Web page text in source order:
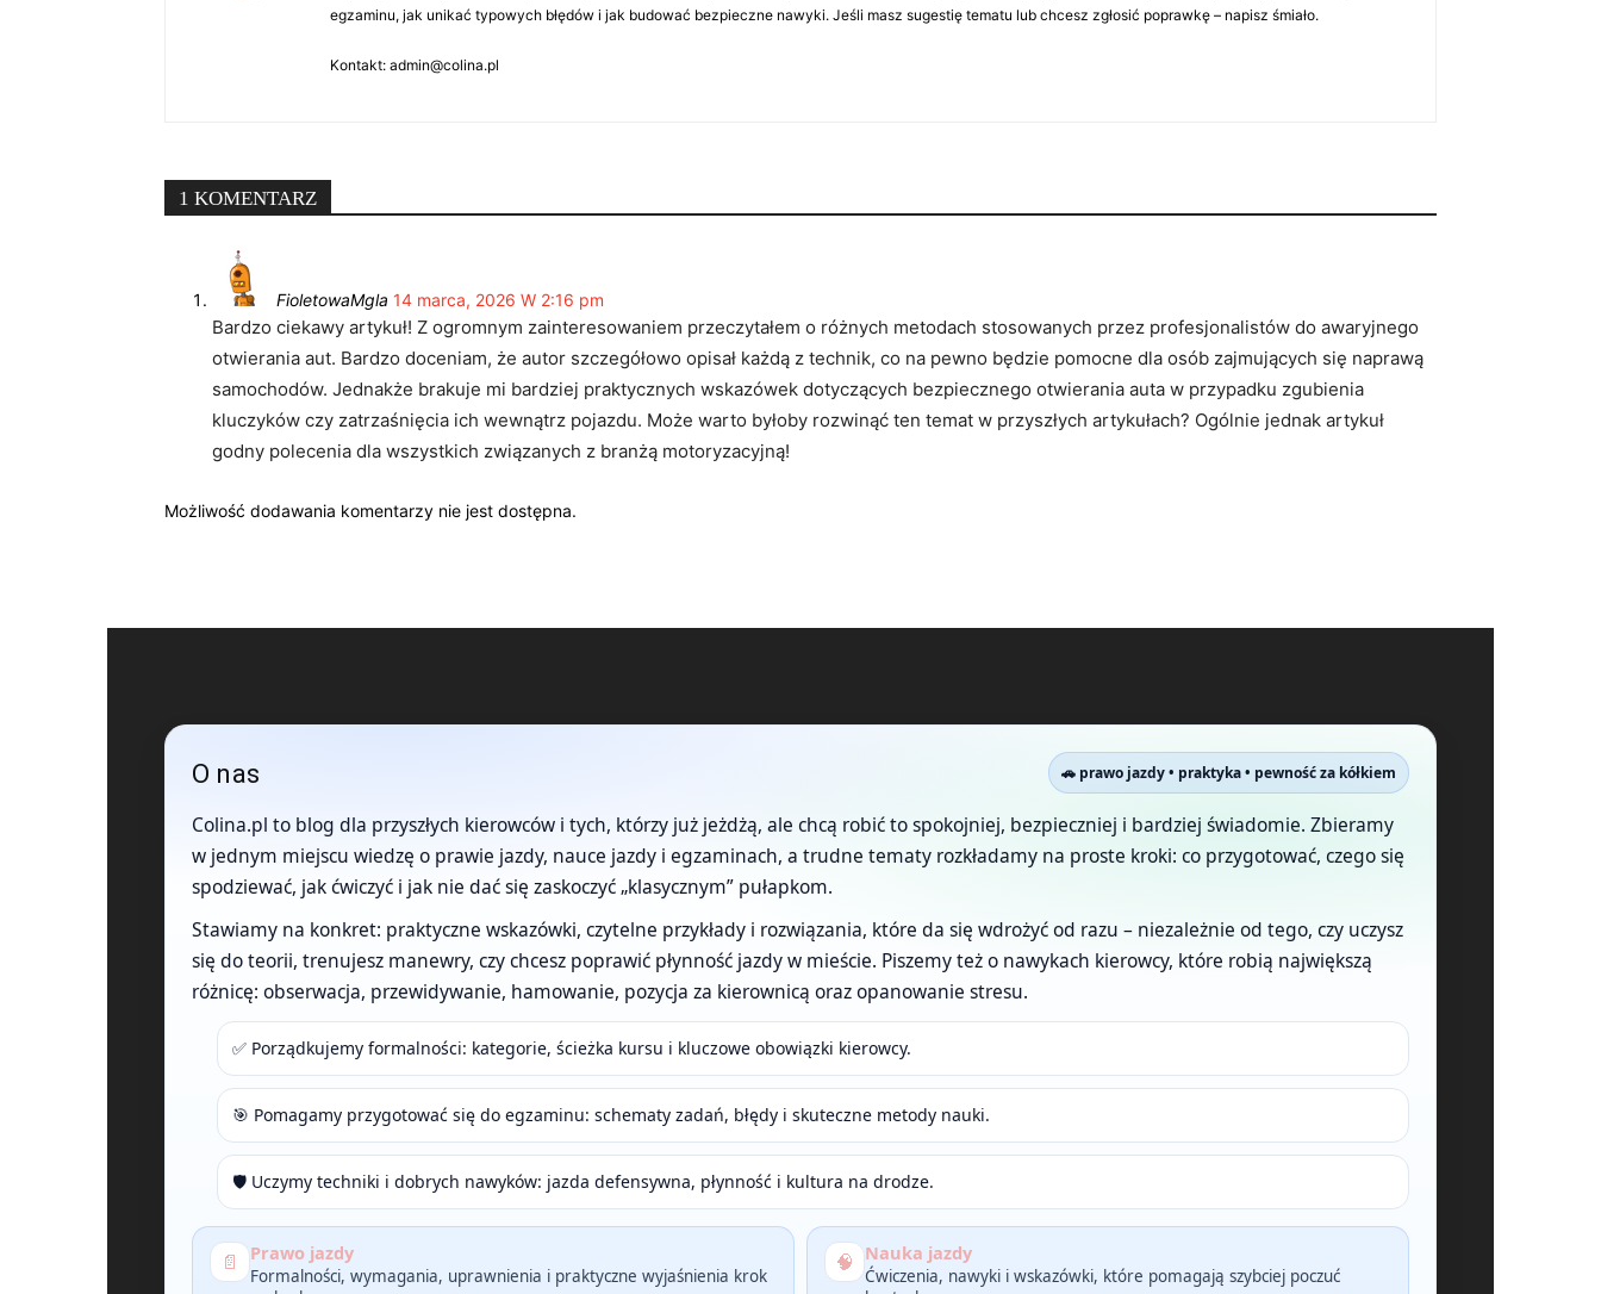
egzaminu, jak unikać typowych błędów i jak budować bezpieczne nawyki. Jeśli masz sugestię tematu lub chcesz zgłosić poprawkę – napisz śmiało.
Kontakt: admin@colina.pl
1 KOMENTARZ
FioletowaMgla 14 marca, 2026 W 2:16 pm
Bardzo ciekawy artykuł! Z ogromnym zainteresowaniem przeczytałem o różnych metodach stosowanych przez profesjonalistów do awaryjnego
otwierania aut. Bardzo doceniam, że autor szczegółowo opisał każdą z technik, co na pewno będzie pomocne dla osób zajmujących się naprawą
samochodów. Jednakże brakuje mi bardziej praktycznych wskazówek dotyczących bezpiecznego otwierania auta w przypadku zgubienia
kluczyków czy zatrzaśnięcia ich wewnątrz pojazdu. Może warto byłoby rozwinąć ten temat w przyszłych artykułach? Ogólnie jednak artykuł
godny polecenia dla wszystkich związanych z branżą motoryzacyjną!
Możliwość dodawania komentarzy nie jest dostępna.
O nas 🚗 prawo jazdy • praktyka • pewność za kółkiem
Colina.pl to blog dla przyszłych kierowców i tych, którzy już jeżdżą, ale chcą robić to spokojniej, bezpieczniej i bardziej świadomie. Zbieramy
w jednym miejscu wiedzę o prawie jazdy, nauce jazdy i egzaminach, a trudne tematy rozkładamy na proste kroki: co przygotować, czego się
spodziewać, jak ćwiczyć i jak nie dać się zaskoczyć „klasycznym” pułapkom.
Stawiamy na konkret: praktyczne wskazówki, czytelne przykłady i rozwiązania, które da się wdrożyć od razu – niezależnie od tego, czy uczysz
się do teorii, trenujesz manewry, czy chcesz poprawić płynność jazdy w mieście. Piszemy też o nawykach kierowcy, które robią największą
różnicę: obserwacja, przewidywanie, hamowanie, pozycja za kierownicą oraz opanowanie stresu.
✅ Porządkujemy formalności: kategorie, ścieżka kursu i kluczowe obowiązki kierowcy.
🎯 Pomagamy przygotować się do egzaminu: schematy zadań, błędy i skuteczne metody nauki.
🛡️ Uczymy techniki i dobrych nawyków: jazda defensywna, płynność i kultura na drodze.
📄 Prawo jazdy
Formalności, wymagania, uprawnienia i praktyczne wyjaśnienia krok
🧠 Nauka jazdy
Ćwiczenia, nawyki i wskazówki, które pomagają szybciej poczuć